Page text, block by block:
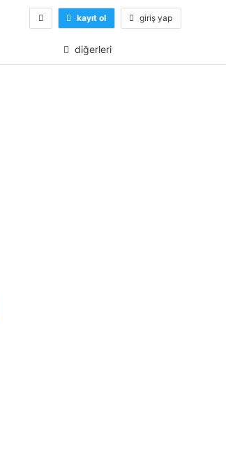
kayıt ol giriş yap
diğerleri